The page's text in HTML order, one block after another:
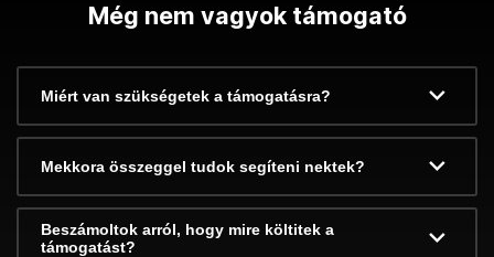
Még nem vagyok támogató
Miért van szükségetek a támogatásra?
Mekkora összeggel tudok segíteni nektek?
Beszámoltok arról, hogy mire költitek a
támogatást?